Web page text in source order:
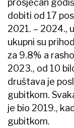
dobiti od 17
2021. – 2024.,
ukupni su
za 9.8% a
2023., od 10
društava je
gubitkom.
je bio 2019.,
gubitkom.